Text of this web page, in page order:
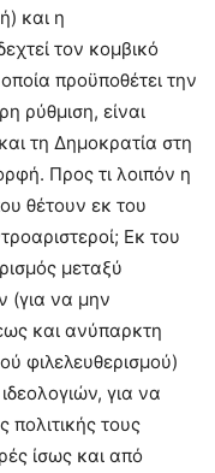
και η
τον κομβικό
προϋποθέτει την
ρύθμιση, είναι
τη Δημοκρατία στη
Προς τι λοιπόν η
θέτουν εκ του
Εκ του
μεταξύ
(για να μην
και ανύπαρκτη
φιλελευθερισμού)
για να
πολιτικής τους
ίσως και από